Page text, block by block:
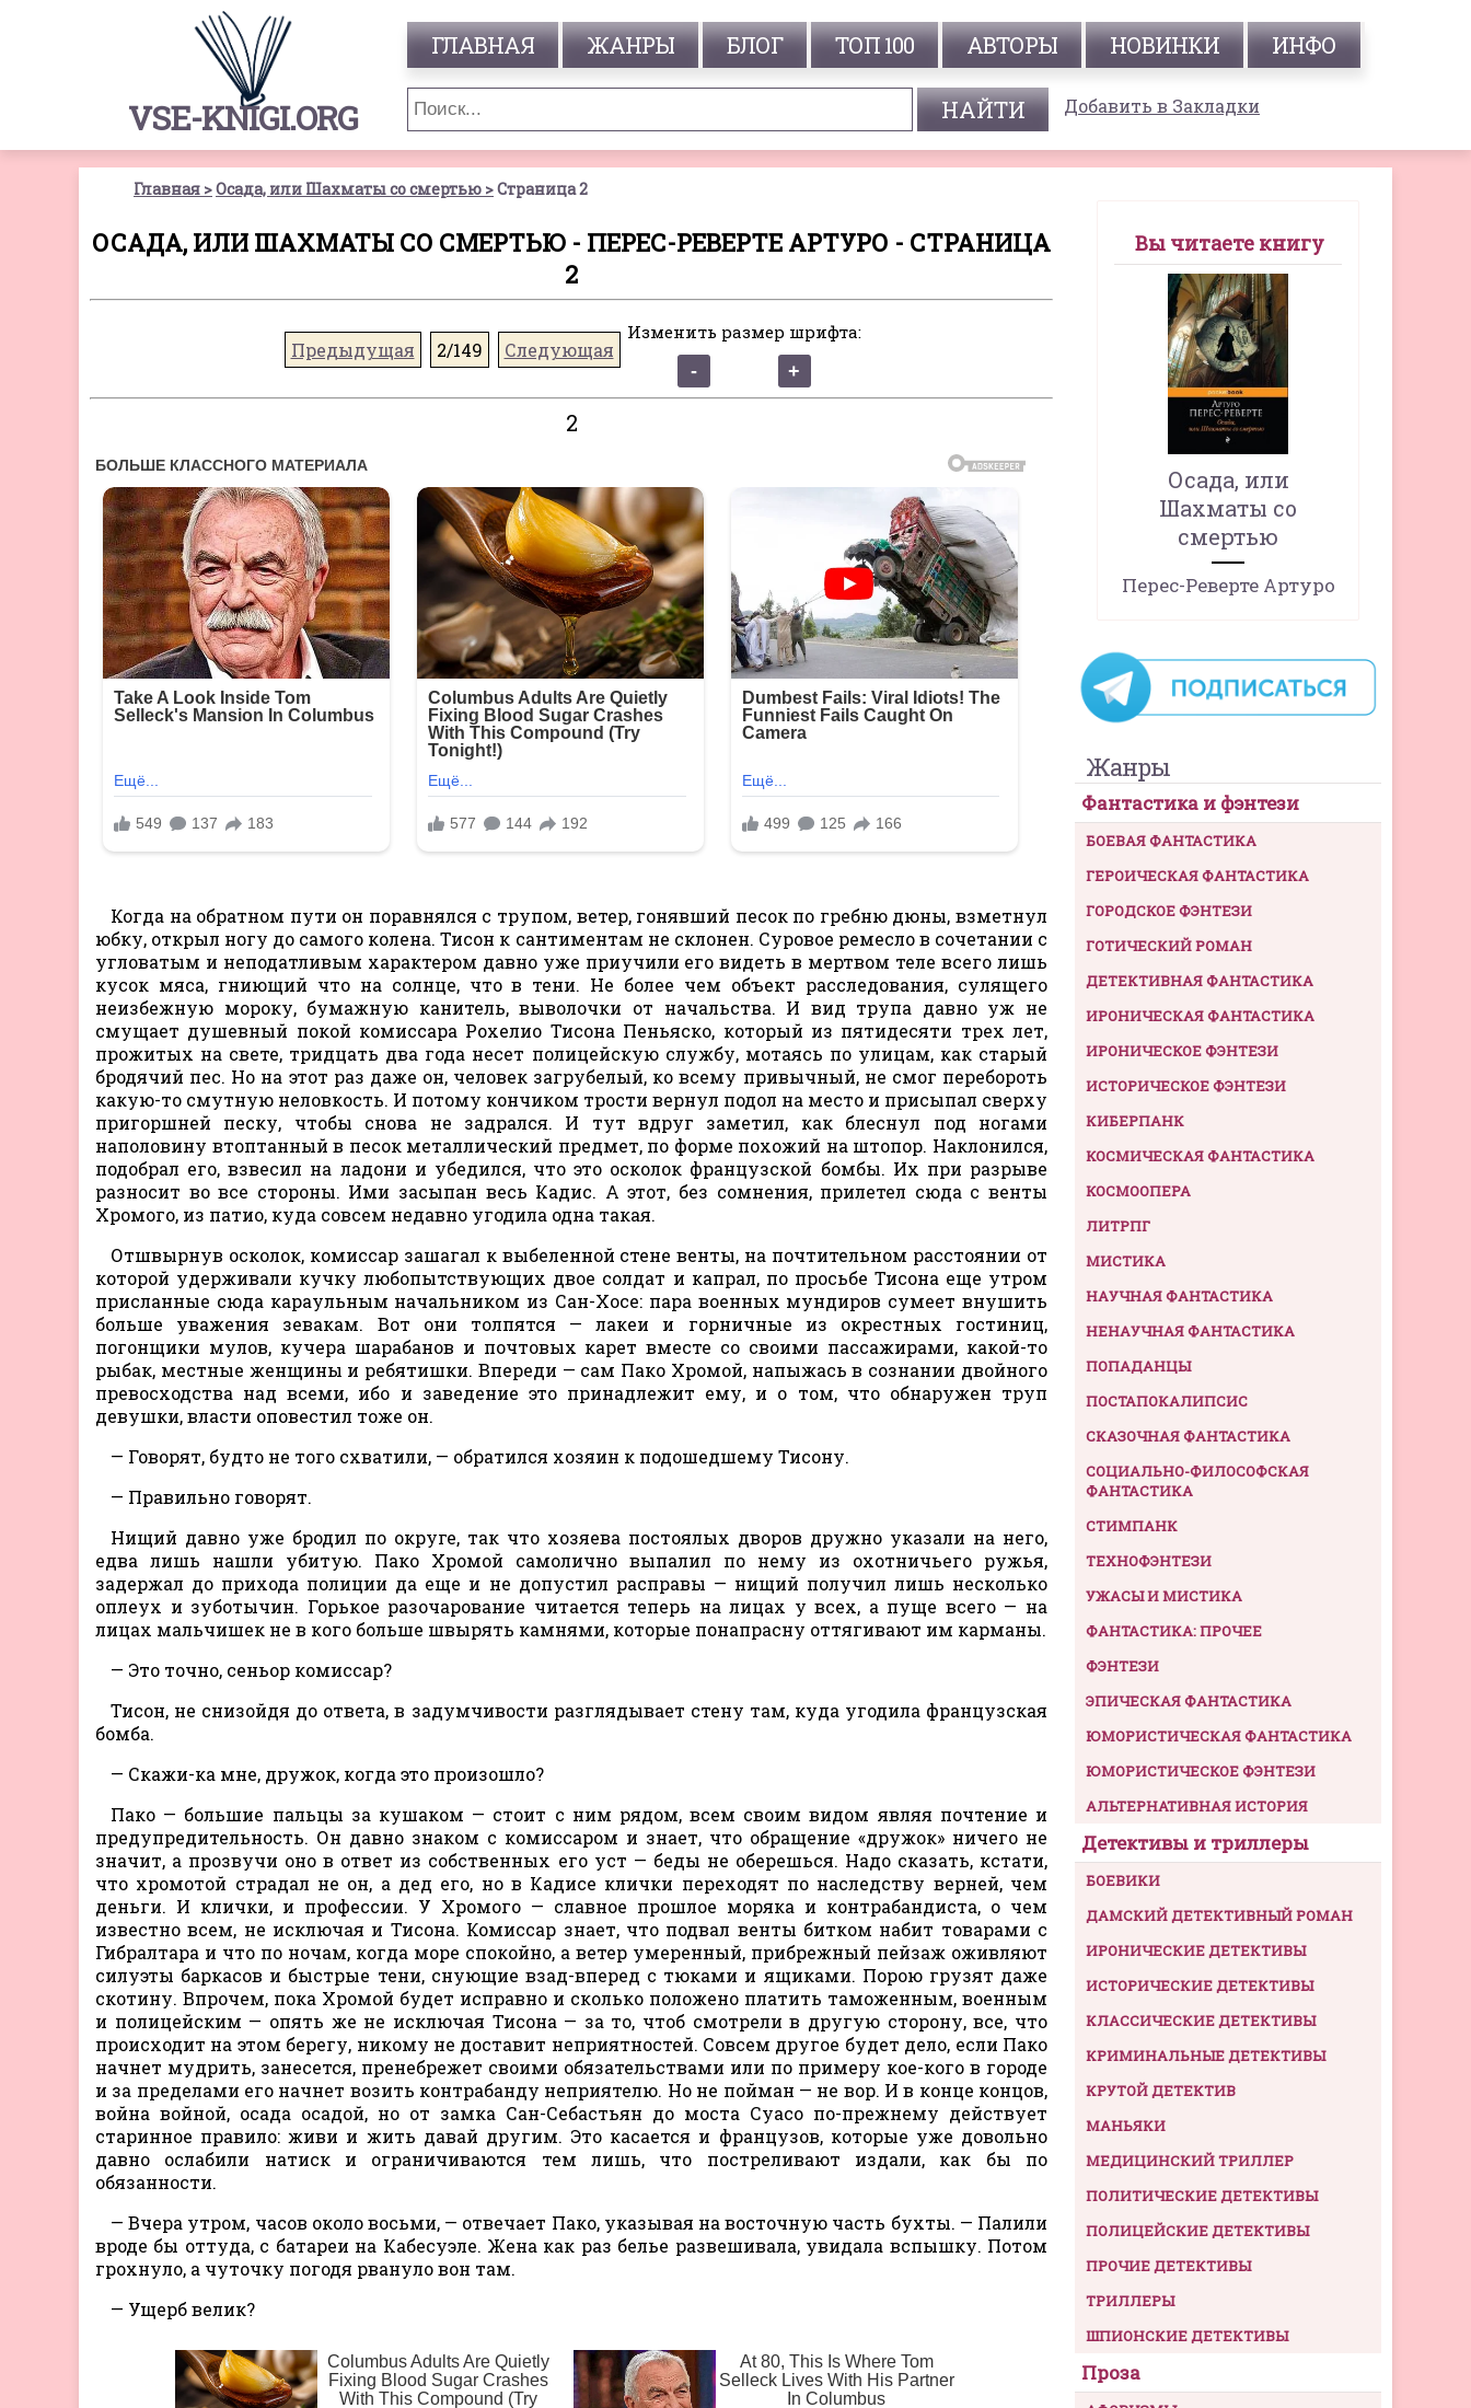
VSE-KNIGI.ORG
ГЛАВНАЯ ЖАНРЫ БЛОГ ТОП 100 АВТОРЫ НОВИНКИ ИНФО
Добавить в Закладки
Главная Осада, или Шахматы со смертью Страница 2
ОСАДА, ИЛИ ШАХМАТЫ СО СМЕРТЬЮ - ПЕРЕС-РЕВЕРТЕ АРТУРО - СТРАНИЦА
2
Предыдущая 2/149 Следующая
Изменить размер шрифта:
2
Когда на обратном пути он поравнялся с трупом, ветер, гонявший песок по гребню дюны, взметнул
юбку, открыл ногу до самого колена. Тисон к сантиментам не склонен. Суровое ремесло в сочетании с
угловатым и неподатливым характером давно уже приучили его видеть в мертвом теле всего лишь
кусок мяса, гниющий что на солнце, что в тени. Не более чем объект расследования, сулящего
неизбежную мороку, бумажную канитель, выволочки от начальства. И вид трупа давно уж не
смущает душевный покой комиссара Рохелио Тисона Пеньяско, который из пятидесяти трех лет,
прожитых на свете, тридцать два года несет полицейскую службу, мотаясь по улицам, как старый
бродячий пес. Но на этот раз даже он, человек загрубелый, ко всему привычный, не смог перебороть
какую-то смутную неловкость. И потому кончиком трости вернул подол на место и присыпал сверху
пригоршней песку, чтобы снова не задрался. И тут вдруг заметил, как блеснул под ногами
наполовину втоптанный в песок металлический предмет, по форме похожий на штопор. Наклонился,
подобрал его, взвесил на ладони и убедился, что это осколок французской бомбы. Их при разрыве
разносит во все стороны. Ими засыпан весь Кадис. А этот, без сомнения, прилетел сюда с венты
Хромого, из патио, куда совсем недавно угодила одна такая.
Отшвырнув осколок, комиссар зашагал к выбеленной стене венты, на почтительном расстоянии от
которой удерживали кучку любопытствующих двое солдат и капрал, по просьбе Тисона еще утром
присланные сюда караульным начальником из Сан-Хосе: пара военных мундиров сумеет внушить
больше уважения зевакам. Вот они толпятся — лакеи и горничные из окрестных гостиниц,
погонщики мулов, кучера шарабанов и почтовых карет вместе со своими пассажирами, какой-то
рыбак, местные женщины и ребятишки. Впереди — сам Пако Хромой, напыжась в сознании двойного
превосходства над всеми, ибо и заведение это принадлежит ему, и о том, что обнаружен труп
девушки, власти оповестил тоже он.
— Говорят, будто не того схватили, — обратился хозяин к подошедшему Тисону.
— Правильно говорят.
Нищий давно уже бродил по округе, так что хозяева постоялых дворов дружно указали на него,
едва лишь нашли убитую. Пако Хромой самолично выпалил по нему из охотничьего ружья,
задержал до прихода полиции да еще и не допустил расправы — нищий получил лишь несколько
оплеух и зуботычин. Горькое разочарование читается теперь на лицах у всех, а пуще всего — на
лицах мальчишек не в кого больше швырять камнями, которые понапрасну оттягивают им карманы.
— Это точно, сеньор комиссар?
Тисон, не снизойдя до ответа, в задумчивости разглядывает стену там, куда угодила французская
бомба.
— Скажи-ка мне, дружок, когда это произошло?
Пако — большие пальцы за кушаком — стоит с ним рядом, всем своим видом являя почтение и
предупредительность. Он давно знаком с комиссаром и знает, что обращение «дружок» ничего не
значит, а прозвучи оно в ответ из собственных его уст — беды не оберешься. Надо сказать, кстати,
что хромотой страдал не он, а дед его, но в Кадисе клички переходят по наследству верней, чем
деньги. И клички, и профессии. У Хромого — славное прошлое моряка и контрабандиста, о чем
известно всем, не исключая и Тисона. Комиссар знает, что подвал венты битком набит товарами с
Гибралтара и что по ночам, когда море спокойно, а ветер умеренный, прибрежный пейзаж оживляют
силуэты баркасов и быстрые тени, снующие взад-вперед с тюками и ящиками. Порою грузят даже
скотину. Впрочем, пока Хромой будет исправно и сколько положено платить таможенным, военным
и полицейским — опять же не исключая Тисона — за то, чтоб смотрели в другую сторону, все, что
происходит на этом берегу, никому не доставит неприятностей. Совсем другое будет дело, если Пако
начнет мудрить, занесется, пренебрежет своими обязательствами или по примеру кое-кого в городе
и за пределами его начнет возить контрабанду неприятелю. Но не пойман — не вор. И в конце концов,
война войной, осада осадой, но от замка Сан-Себастьян до моста Суасо по-прежнему действует
старинное правило: живи и жить давай другим. Это касается и французов, которые уже довольно
давно ослабили натиск и ограничиваются тем лишь, что постреливают издали, как бы по
обязанности.
— Вчера утром, часов около восьми, — отвечает Пако, указывая на восточную часть бухты. — Палили
вроде бы оттуда, с батареи на Кабесуэле. Жена как раз белье развешивала, увидала вспышку. Потом
грохнуло, а чуточку погодя рвануло вон там.
— Ущерб велик?
Вы читаете книгу
Осада, или
Шахматы со
смертью
Перес-Реверте Артуро
Жанры
Фантастика и фэнтези
БОЕВАЯ ФАНТАСТИКА
ГЕРОИЧЕСКАЯ ФАНТАСТИКА
ГОРОДСКОЕ ФЭНТЕЗИ
ГОТИЧЕСКИЙ РОМАН
ДЕТЕКТИВНАЯ ФАНТАСТИКА
ИРОНИЧЕСКАЯ ФАНТАСТИКА
ИРОНИЧЕСКОЕ ФЭНТЕЗИ
ИСТОРИЧЕСКОЕ ФЭНТЕЗИ
КИБЕРПАНК
КОСМИЧЕСКАЯ ФАНТАСТИКА
КОСМООПЕРА
ЛИТРПГ
МИСТИКА
НАУЧНАЯ ФАНТАСТИКА
НЕНАУЧНАЯ ФАНТАСТИКА
ПОПАДАНЦЫ
ПОСТАПОКАЛИПСИС
СКАЗОЧНАЯ ФАНТАСТИКА
СОЦИАЛЬНО-ФИЛОСОФСКАЯ
ФАНТАСТИКА
СТИМПАНК
ТЕХНОФЭНТЕЗИ
УЖАСЫ И МИСТИКА
ФАНТАСТИКА: ПРОЧЕЕ
ФЭНТЕЗИ
ЭПИЧЕСКАЯ ФАНТАСТИКА
ЮМОРИСТИЧЕСКАЯ ФАНТАСТИКА
ЮМОРИСТИЧЕСКОЕ ФЭНТЕЗИ
АЛЬТЕРНАТИВНАЯ ИСТОРИЯ
Детективы и триллеры
БОЕВИКИ
ДАМСКИЙ ДЕТЕКТИВНЫЙ РОМАН
ИРОНИЧЕСКИЕ ДЕТЕКТИВЫ
ИСТОРИЧЕСКИЕ ДЕТЕКТИВЫ
КЛАССИЧЕСКИЕ ДЕТЕКТИВЫ
КРИМИНАЛЬНЫЕ ДЕТЕКТИВЫ
КРУТОЙ ДЕТЕКТИВ
МАНЬЯКИ
МЕДИЦИНСКИЙ ТРИЛЛЕР
ПОЛИТИЧЕСКИЕ ДЕТЕКТИВЫ
ПОЛИЦЕЙСКИЕ ДЕТЕКТИВЫ
ПРОЧИЕ ДЕТЕКТИВЫ
ТРИЛЛЕРЫ
ШПИОНСКИЕ ДЕТЕКТИВЫ
Проза